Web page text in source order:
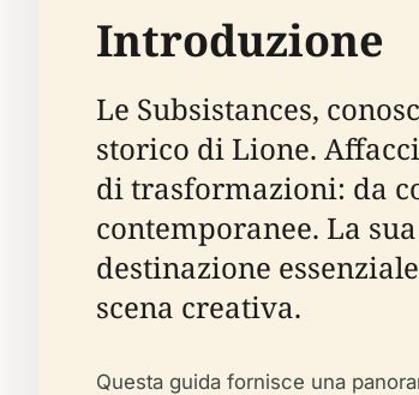
Introduzione
Le Subsistances,
storico di Lione.
di trasformazioni: da
contemporanee. La
destinazione
scena creativa.
Questa guida fornisce una